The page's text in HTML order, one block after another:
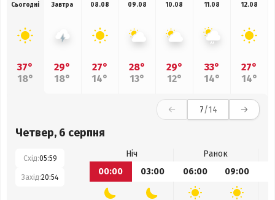
Сьогодні
37°
18°
Завтра
29°
18°
08.08
27°
14°
09.08
28°
13°
10.08
29°
12°
11.08
33°
14°
12.08
27°
14°
7/14
Четвер, 6 серпня
Схід:05:59
Захід:20:54
Ніч
Ранок
00:00
03:00 06:00 09:00